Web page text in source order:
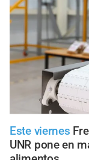
Este viernes
UNR pone en